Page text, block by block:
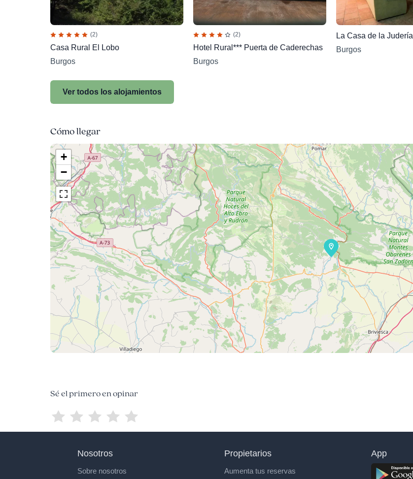
(2)
Casa Rural El Lobo
Burgos
(2)
Hotel Rural*** Puerta de Caderechas
Burgos
La Casa de la Judería
Burgos
Ver todos los alojamientos
Cómo llegar
+
−
Sé el primero en opinar
Nosotros
Sobre nosotros
Propietarios
Aumenta tus reservas
App